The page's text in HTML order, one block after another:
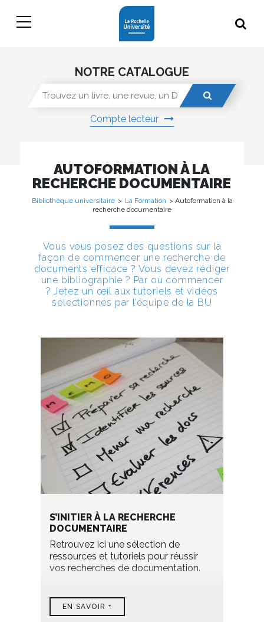
NOTRE CATALOGUE
Compte lecteur
AUTOFORMATION À LA
RECHERCHE DOCUMENTAIRE
Bibliothèque universitaire > La Formation > Autoformation à la
recherche documentaire
Vous vous posez des questions sur la
façon de commencer une recherche de
documents efficace ? Vous devez rédiger
une bibliographie ? Par où commencer
? Jetez un œil aux tutoriels et vidéos
sélectionnés par l’équipe de la BU
S’INITIER À LA RECHERCHE
DOCUMENTAIRE
Retrouvez ici une sélection de
ressources et tutoriels pour réussir
vos recherches de documentation.
EN SAVOIR +